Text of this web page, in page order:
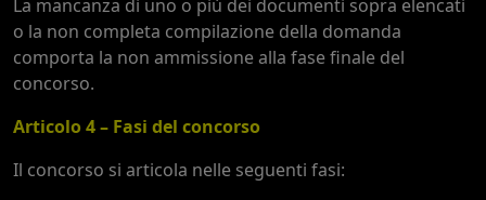
La mancanza di uno o più dei documenti sopra elencati
o la non completa compilazione della domanda
comporta la non ammissione alla fase finale del
concorso.
Articolo 4 – Fasi del concorso
Il concorso si articola nelle seguenti fasi: